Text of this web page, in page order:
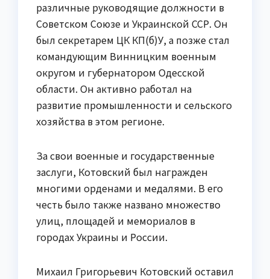
различные руководящие должности в
Советском Союзе и Украинской ССР. Он
был секретарем ЦК КП(б)У, а позже стал
командующим Винницким военным
округом и губернатором Одесской
области. Он активно работал на
развитие промышленности и сельского
хозяйства в этом регионе.
За свои военные и государственные
заслуги, Котовский был награжден
многими орденами и медалями. В его
честь было также названо множество
улиц, площадей и мемориалов в
городах Украины и России.
Михаил Григорьевич Котовский оставил